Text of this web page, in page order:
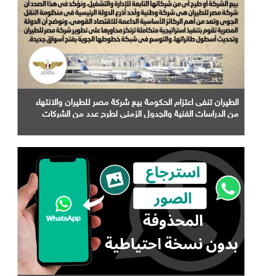
الطيران تنفى اعتزام الحكومة بيع شركة مصر للطيران والانتهاء
من الدراسات الفنية والجدول الزمني لطرح عدد من الشركات